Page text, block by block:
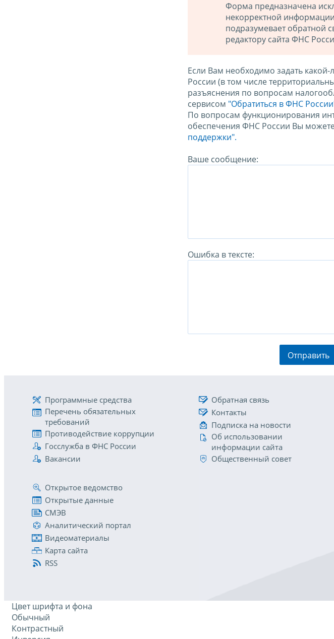
Форма предназначена
некорректной
подразумевает обратной
редактору сайта ФНС
Если Вам необходимо задать
России (в том числе
разъяснения по вопросам
сервисом "Обратиться в ФНС
По вопросам функционирования
обеспечения ФНС России Вы
поддержки".
Ваше сообщение:
Ошибка в тексте:
Отправить
Программные средства
Перечень обязательных
требований
Противодействие коррупции
Госслужба в ФНС России
Вакансии
Обратная связь
Контакты
Подписка на новости
Об использовании
информации сайта
Общественный совет
Открытое ведомство
Открытые данные
СМЭВ
Аналитический портал
Видеоматериалы
Карта сайта
RSS
Цвет шрифта и фона
Обычный
Контрастный